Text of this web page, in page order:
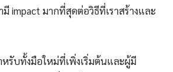
impact มากที่สุดต่อวิธีที่เราสร้างและ
รับทั้งมือใหม่ที่เพิ่งเริ่มต้นและผู้มี